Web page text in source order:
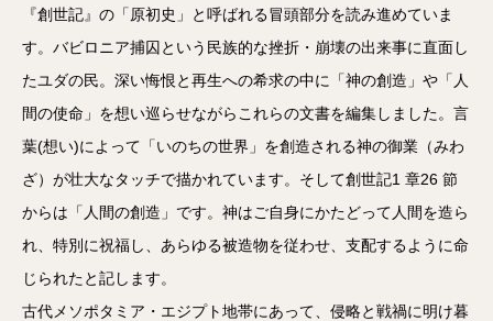
ヤ『創世記』の「原初史」と呼ばれる冒頭部分を読み進めていま
す。バビロニア捕囚という民族的な挫折・崩壊の出来事に直面し
たユダの民。深い悔恨と再生への希求の中に「神の創造」や「人
間の使命」を想い巡らせながらこれらの文書を編集しました。言
葉(想い)によって「いのちの世界」を創造される神の御業（みわ
ざ）が壮大なタッチで描かれています。そして創世記1 章26 節
からは「人間の創造」です。神はご自身にかたどって人間を造ら
れ、特別に祝福し、あらゆる被造物を従わせ、支配するように命
じられたと記します。
古代メソポタミア・エジプト地帯にあって、侵略と戦禍に明け暮